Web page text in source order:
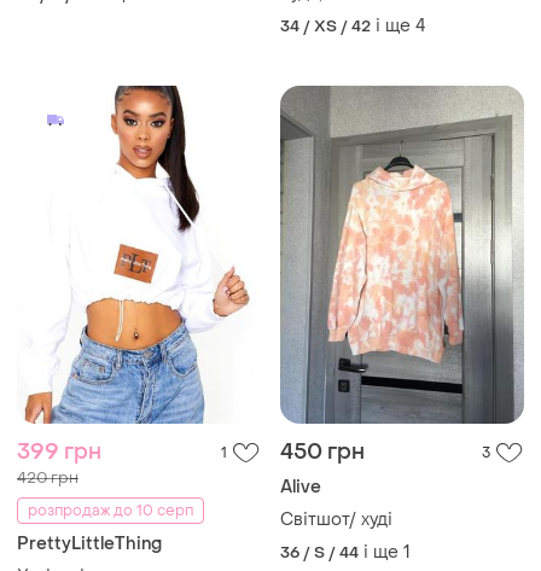
34 / XS / 42 і ще 4
399 грн 1
420 грн
розпродаж до 10 серп
PrettyLittleThing
450 грн 3
Alive
Світшот/ худі
36 / S / 44 і ще 1